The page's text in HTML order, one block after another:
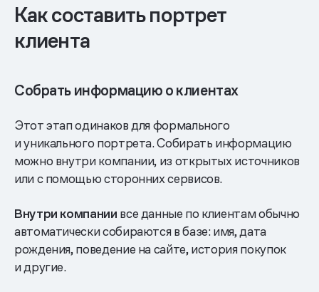
Как составить портрет
клиента
Собрать информацию о клиентах
Этот этап одинаков для формального
и уникального портрета. Собирать информацию
можно внутри компании, из открытых источников
или с помощью сторонних сервисов.
Внутри компании все данные по клиентам обычно
автоматически собираются в базе: имя, дата
рождения, поведение на сайте, история покупок
и другие.